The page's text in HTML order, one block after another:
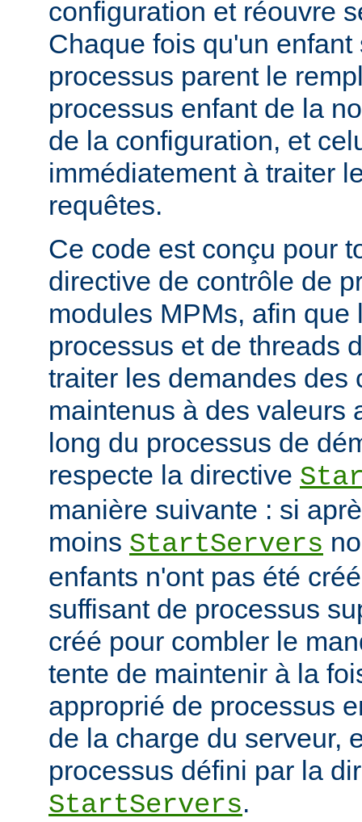
configuration et réouvre
Chaque fois qu'un enfant
processus parent le
processus enfant de la
de la configuration, et
immédiatement à traiter
requêtes.
Ce code est conçu pour
directive de contrôle de
modules MPMs, afin que
processus et de threads
traiter les demandes des
maintenus à des valeurs
long du processus de
respecte la directive
manière suivante : si
moins StartServers
enfants n'ont pas été
suffisant de processus
créé pour combler le
tente de maintenir à la
approprié de processus
de la charge du serveur,
processus défini par la
StartServers.